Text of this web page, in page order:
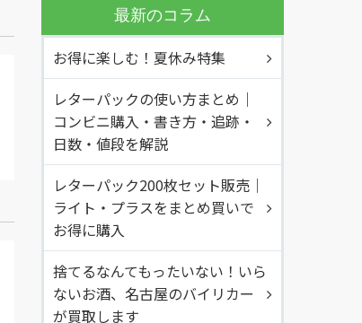
最新のコラム
お得に楽しむ！夏休み特集
レターパックの使い方まとめ｜
コンビニ購入・書き方・追跡・
日数・値段を解説
レターパック200枚セット販売｜
ライト・プラスをまとめ買いで
お得に購入
捨てるなんてもったいない！いら
ないお酒、名古屋のバイリカー
が買取します